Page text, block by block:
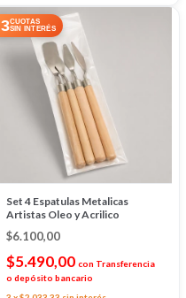
3CUOTAS
SIN INTERÉS
Set 4 Espatulas Metalicas
Artistas Oleo y Acrilico
$6.100,00
$5.490,00 con Transferencia
o depósito bancario